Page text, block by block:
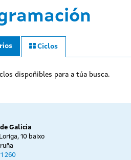
Ciclos
dispoñibles para a túa busca.
Galicia
10 baixo
260